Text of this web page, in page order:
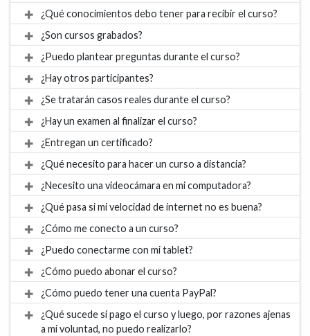
¿Qué conocimientos debo tener para recibir el curso?
¿Son cursos grabados?
¿Puedo plantear preguntas durante el curso?
¿Hay otros participantes?
¿Se tratarán casos reales durante el curso?
¿Hay un examen al finalizar el curso?
¿Entregan un certificado?
¿Qué necesito para hacer un curso a distancia?
¿Necesito una videocámara en mi computadora?
¿Qué pasa si mi velocidad de internet no es buena?
¿Cómo me conecto a un curso?
¿Puedo conectarme con mi tablet?
¿Cómo puedo abonar el curso?
¿Cómo puedo tener una cuenta PayPal?
¿Qué sucede si pago el curso y luego, por razones ajenas
a mi voluntad, no puedo realizarlo?